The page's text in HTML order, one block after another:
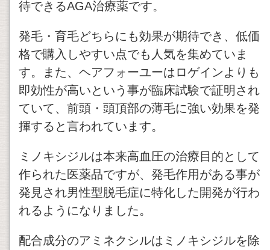
待できるAGA治療薬です。
発毛・育毛どちらにも効果が期待でき、低価
格で購入しやすい点でも人気を集めていま
す。また、ヘアフォーユーはロゲインよりも
即効性が高いという事が臨床試験で証明され
ていて、前頭・頭頂部の薄毛に強い効果を発
揮すると言われています。
ミノキシジルは本来高血圧の治療目的として
作られた医薬品ですが、発毛作用がある事が
発見され男性型脱毛症に特化した開発が行わ
れるようになりました。
配合成分のアミネクシルはミノキシジルを除